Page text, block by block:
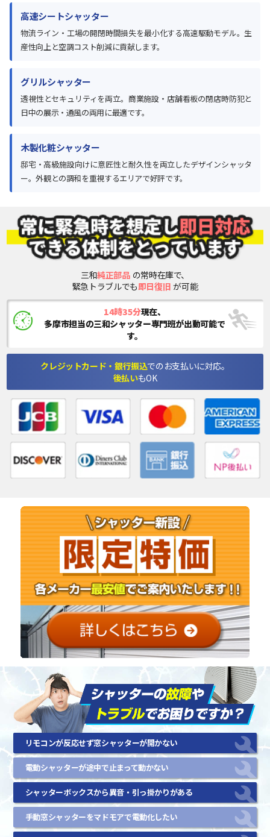
高速シートシャッター
物流ライン・工場の開閉時間損失を最小化する高速駆動モデル。生
産性向上と空調コスト削減に貢献します。
グリルシャッター
透視性とセキュリティを両立。商業施設・店舗看板の閉店時防犯と
日中の展示・通風の両用に最適です。
木製化粧シャッター
邸宅・高級施設向けに意匠性と耐久性を両立したデザインシャッタ
ー。外観との調和を重視するエリアで好評です。
三和純正部品 の常時在庫で、
緊急トラブルでも即日復旧 が可能
14時35分現在、
多摩市担当の三和シャッター専門班が出動可能で
す。
クレジットカード・銀行振込でのお支払いに対応。
後払いもOK
リモコンが反応せず窓シャッターが開かない
電動シャッターが途中で止まって動かない
シャッターボックスから異音・引っ掛かりがある
手動窓シャッターをマドモアで電動化したい